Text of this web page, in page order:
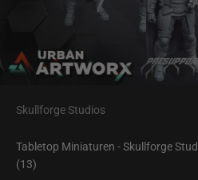
Skullforge Studios
Tabletop Miniaturen - Skullforge
(13)